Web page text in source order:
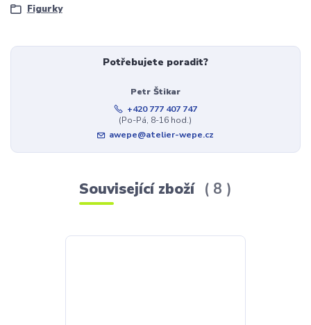
Figurky
Potřebujete poradit?
Petr Štikar
+420 777 407 747
(Po-Pá, 8-16 hod.)
awepe@atelier-wepe.cz
Související zboží 8